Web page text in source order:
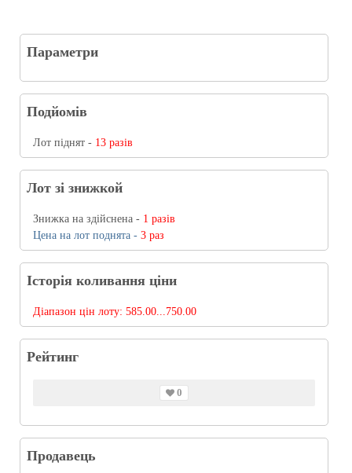
Параметри
Подйомів
Лот піднят - 13 разів
Лот зі знижкой
Знижка на здійснена - 1 разів
Цена на лот поднята - 3 раз
Історія коливання ціни
Діапазон цін лоту: 585.00...750.00
Рейтинг
0
Продавець